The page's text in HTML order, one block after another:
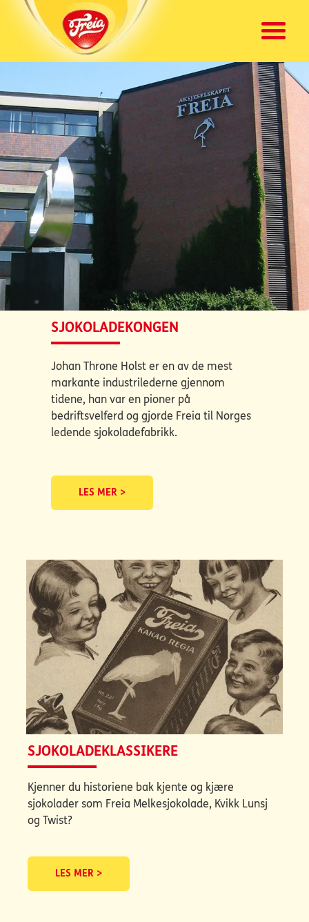
SJOKOLADEKONGEN
Johan Throne Holst er en av de mest
markante industrilederne gjennom
tidene, han var en pioner på
bedriftsvelferd og gjorde Freia til Norges
ledende sjokoladefabrikk.
LES MER >
SJOKOLADEKLASSIKERE
Kjenner du historiene bak kjente og kjære
sjokolader som Freia Melkesjokolade, Kvikk Lunsj
og Twist?
LES MER >